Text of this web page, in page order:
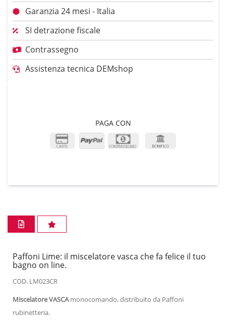
Garanzia 24 mesi - Italia
SI detrazione fiscale
Contrassegno
Assistenza tecnica DEMshop
PAGA CON
Paffoni Lime: il miscelatore vasca che fa felice il tuo
bagno on line.
COD. LM023CR
Miscelatore VASCAmonocomando, distribuito da Paffoni
rubinetteria.